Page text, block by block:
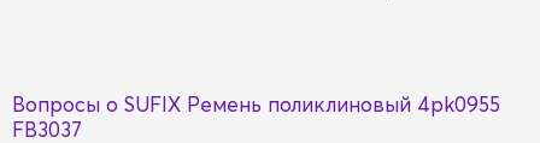
Вопросы о SUFIX Ремень поликлиновый 4pk0955
FB3037